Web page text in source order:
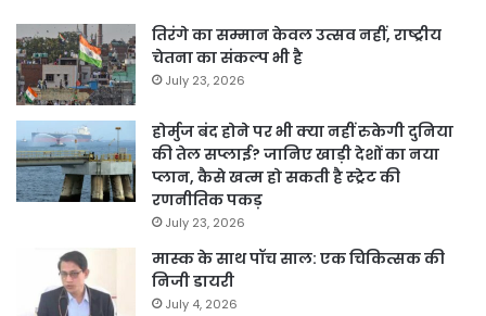
तिरंगे का सम्मान केवल उत्सव नहीं, राष्ट्रीय
चेतना का संकल्प भी है
July 23, 2026
होर्मुज बंद होने पर भी क्या नहीं रुकेगी दुनिया
की तेल सप्लाई? जानिए खाड़ी देशों का नया
प्लान, कैसे खत्म हो सकती है स्ट्रेट की
रणनीतिक पकड़
July 23, 2026
मास्क के साथ पॉच साल: एक चिकित्सक की
निजी डायरी
July 4, 2026